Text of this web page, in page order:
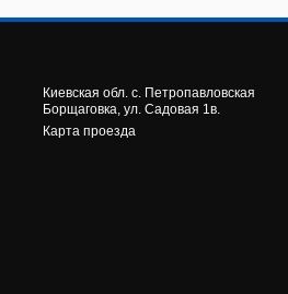
Киевская обл. с. Петропавловская
Борщаговка, ул. Садовая 1в.
Карта проезда